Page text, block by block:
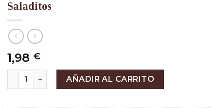
Saladitos
1,98 €
Saladitos cantidadAÑADIR AL CARRITO